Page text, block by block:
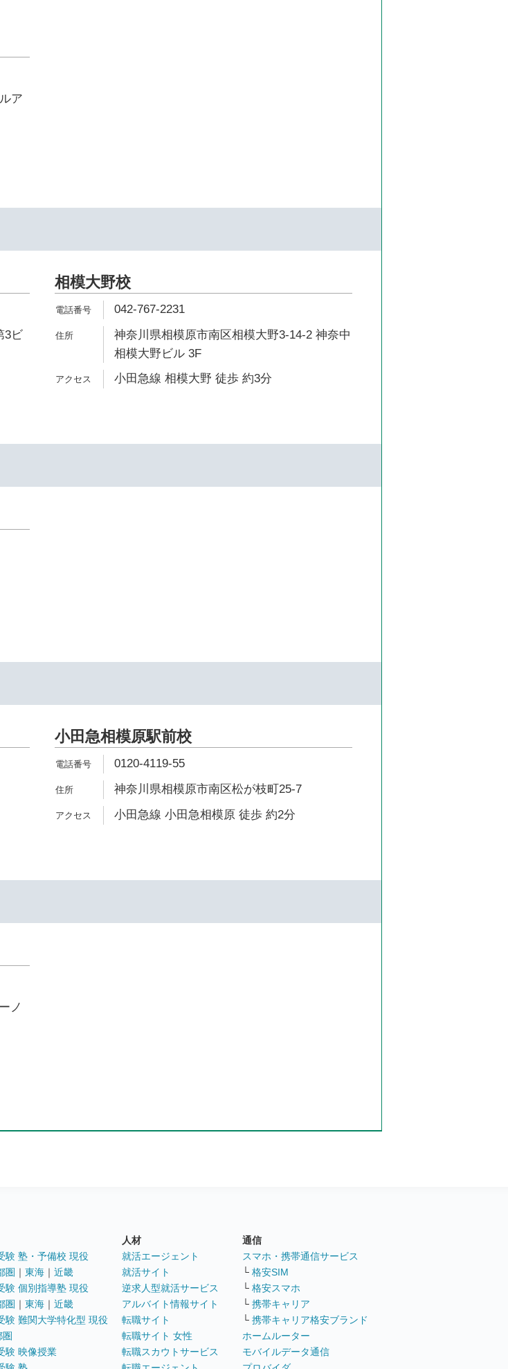
ア
3ビ
相模大野校
042-767-2231
神奈川県相模原市南区相模大野3-14-2 神奈中
相模大野ビル 3F
小田急線 相模大野 徒歩 約3分
小田急相模原駅前校
0120-4119-55
神奈川県相模原市南区松が枝町25-7
小田急線 小田急相模原 徒歩 約2分
ノ
験 塾・予備校 現役
圏 ｜ 東海 ｜ 近畿
験 個別指導塾 現役
圏 ｜ 東海 ｜ 近畿
験 難関大学特化型 現役
圏
験 映像授業
人材
就活エージェント
就活サイト
逆求人型就活サービス
アルバイト情報サイト
転職サイト
転職サイト 女性
転職スカウトサービス
通信
スマホ・携帯通信サービス
└ 格安SIM
└ 格安スマホ
└ 携帯キャリア
└ 携帯キャリア格安ブランド
ホームルーター
モバイルデータ通信